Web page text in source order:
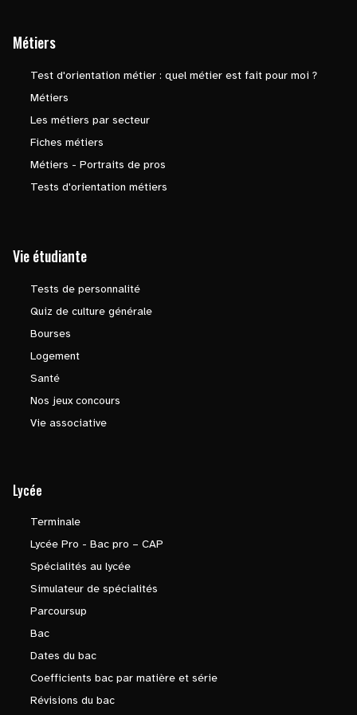
Métiers
Test d'orientation métier : quel métier est fait pour moi ?
Métiers
Les métiers par secteur
Fiches métiers
Métiers - Portraits de pros
Tests d'orientation métiers
Vie étudiante
Tests de personnalité
Quiz de culture générale
Bourses
Logement
Santé
Nos jeux concours
Vie associative
Lycée
Terminale
Lycée Pro - Bac pro – CAP
Spécialités au lycée
Simulateur de spécialités
Parcoursup
Bac
Dates du bac
Coefficients bac par matière et série
Révisions du bac